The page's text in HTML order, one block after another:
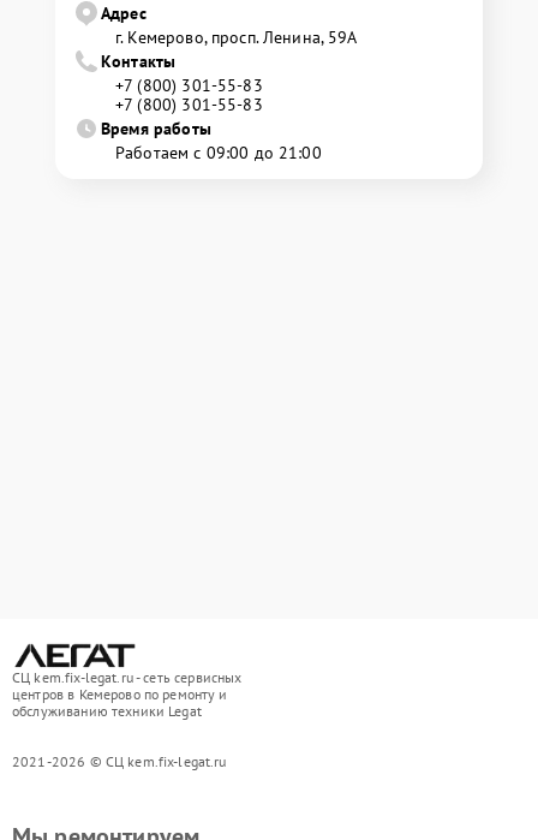
Адрес
г. Кемерово, просп. Ленина, 59А
Контакты
+7 (800) 301-55-83
+7 (800) 301-55-83
Время работы
Работаем с 09:00 до 21:00
СЦ kem.fix-legat.ru - сеть сервисных
центров в Кемерово по ремонту и
обслуживанию техники Legat
2021-2026 © СЦ kem.fix-legat.ru